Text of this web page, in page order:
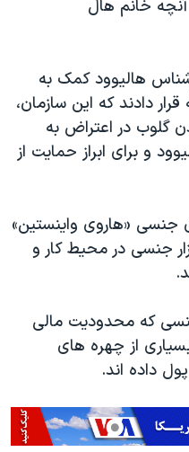
خانم هال
هالیوود کمک به
دادند که این سازمان،
گلوب در اعتراض به
و برای ابراز حمایت از
جنسی «هاروی واینستین»
جنسی در محیط کار و
جنسی که محدودیت مالی
از چهره های
داده اند.